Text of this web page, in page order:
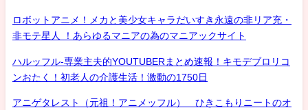
ロボットアニメ！メカと美少女キャラだいすき永遠の非リア充・
非モテ星人 ！あらゆるマニアの為のマニアックサイト
ハルッフル-専業主夫的YOUTUBERまとめ速報！キモデブロリコ
ンおたく！初老人の介護生活！激動の1750日
アニゲタレスト（元祖！アニメッフル） ひきこもりニートのオ